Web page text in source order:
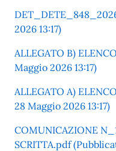
2026 13:17)
ALLEGATO B)
Maggio 2026 13:17)
ALLEGATO A)
28 Maggio 2026 13:17)
COMUNICAZIONE
SCRITTA.pdf